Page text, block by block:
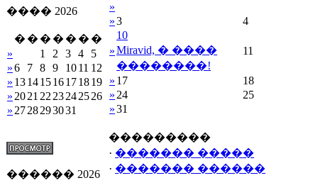
���� 2026
� � � � � � �
»
1 2 3 4
5
»6 7 8 9 1011 12
» 13141516171819
» 2021 22 23242526
» 2728293031
������ 2026
»
»3 4
»
10
Miravid, � ����
��������!
11
» 17
18
» 24
25
»31
���������
· ������� �����
· ������� ������